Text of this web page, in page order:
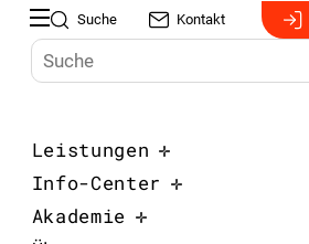
Suche Kontakt
Leistungen
Info-Center
Akademie